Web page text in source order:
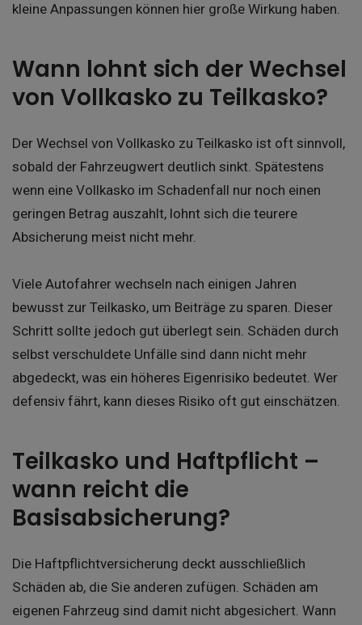
kleine Anpassungen können hier große Wirkung haben.
Wann lohnt sich der Wechsel
von Vollkasko zu Teilkasko?
Der Wechsel von Vollkasko zu Teilkasko ist oft sinnvoll,
sobald der Fahrzeugwert deutlich sinkt. Spätestens
wenn eine Vollkasko im Schadenfall nur noch einen
geringen Betrag auszahlt, lohnt sich die teurere
Absicherung meist nicht mehr.
Viele Autofahrer wechseln nach einigen Jahren
bewusst zur Teilkasko, um Beiträge zu sparen. Dieser
Schritt sollte jedoch gut überlegt sein. Schäden durch
selbst verschuldete Unfälle sind dann nicht mehr
abgedeckt, was ein höheres Eigenrisiko bedeutet. Wer
defensiv fährt, kann dieses Risiko oft gut einschätzen.
Teilkasko und Haftpflicht –
wann reicht die
Basisabsicherung?
Die Haftpflichtversicherung deckt ausschließlich
Schäden ab, die Sie anderen zufügen. Schäden am
eigenen Fahrzeug sind damit nicht abgesichert. Wann